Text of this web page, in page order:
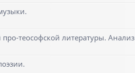
теософской литературы. Анализ